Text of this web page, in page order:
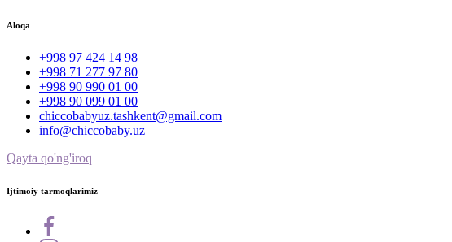
Aloqa
+998 97 424 14 98
+998 71 277 97 80
+998 90 990 01 00
+998 90 099 01 00
chiccobabyuz.tashkent@gmail.com
info@chiccobaby.uz
Qayta qo'ng'iroq
Ijtimoiy tarmoqlarimiz